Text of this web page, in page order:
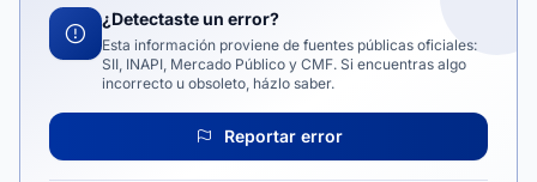
¿Detectaste un error?
Esta información proviene de fuentes públicas oficiales:
SII, INAPI, Mercado Público y CMF. Si encuentras algo
incorrecto u obsoleto, házlo saber.
Reportar error